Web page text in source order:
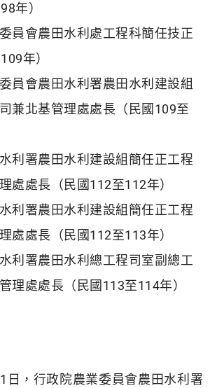
年）
員會農田水利處工程科簡任技正
年）
員會農田水利署農田水利建設組
兼北基管理處處長（民國109至
利署農田水利建設組簡任正工程
處處長（民國112至112年）
利署農田水利建設組簡任正工程
處處長（民國112至113年）
利署農田水利總工程司室副總工
理處處長（民國113至114年）
，行政院農業委員會農田水利署